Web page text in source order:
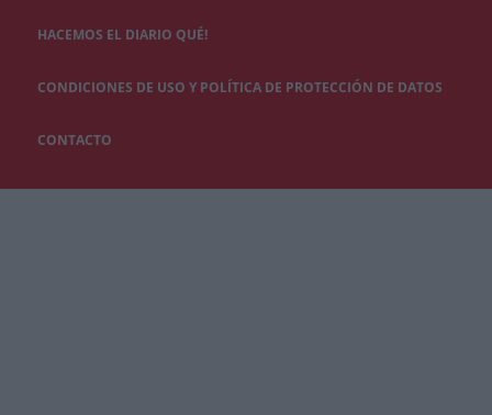
HACEMOS EL DIARIO QUÉ!
CONDICIONES DE USO Y POLÍTICA DE PROTECCIÓN DE DATOS
CONTACTO